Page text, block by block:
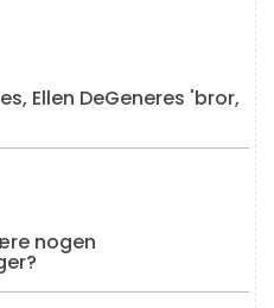
Ellen DeGeneres 'bror,
nogen